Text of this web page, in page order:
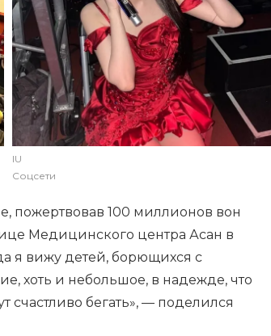
IU
Соцсети
пожертвовав 100 миллионов вон
Медицинского центра Асан в
я вижу детей, борющихся с
хоть и небольшое, в надежде, что
счастливо бегать», — поделился